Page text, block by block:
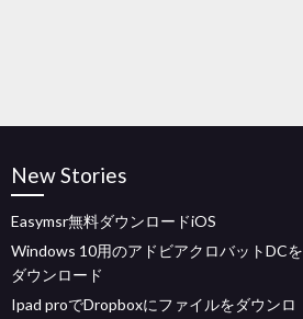
New Stories
Easymsr無料ダウンロードiOS
Windows 10用のアドビアクロバットDCを
ダウンロード
Ipad proでDropboxにファイルをダウンロ